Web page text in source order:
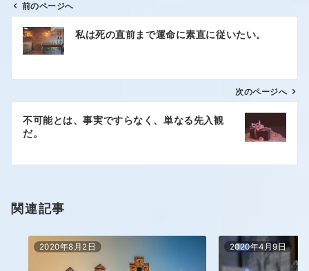
前のページへ
私は死の直前まで運命に素直に従いたい。
次のページへ
不可能とは、事実ですらなく、単なる先入観
だ。
関連記事
2020年8月2日 2020年4月9日